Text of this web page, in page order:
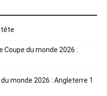
tête
Coupe du monde 2026 :
monde 2026 : Angleterre 1